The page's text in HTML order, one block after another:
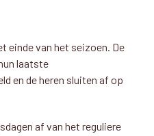
einde van het seizoen. De
laatste
en de heren sluiten af op
af van het reguliere